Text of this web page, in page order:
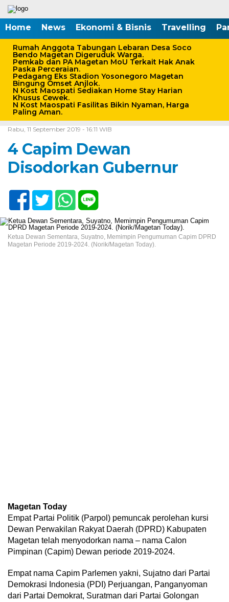
Home News Ekonomi & Bisnis Travelling
Rumah Anggota Tabungan Lebaran Desa Soco
Bendo Magetan Digeruduk Warga.
Pemkab dan PA Magetan MoU Terkait Hak Anak
Paska Perceraian.
Pedagang Eks Stadion Yosonegoro Magetan
Bingung Omset Anjlok.
N Kost Maospati Sediakan Home Stay Harian
Khusus Cewek.
N Kost Maospati Fasilitas Bikin Nyaman, Harga
Paling Aman.
Home /Pemerintahan-Politik
Rabu, 11 September 2019 - 16:11 WIB
4 Capim Dewan
Disodorkan Gubernur
Ketua Dewan Sementara, Suyatno, Memimpin Pengumuman Capim DPRD
Magetan Periode 2019-2024. (Norik/Magetan Today).
Magetan Today
Empat Partai Politik (Parpol) pemuncak perolehan kursi
Dewan Perwakilan Rakyat Daerah (DPRD) Kabupaten
Magetan telah menyodorkan nama – nama Calon
Pimpinan (Capim) Dewan periode 2019-2024.
Empat nama Capim Parlemen yakni, Sujatno dari Partai
Demokrasi Indonesia (PDI) Perjuangan, Panganyoman
dari Partai Demokrat, Suratman dari Partai Golongan